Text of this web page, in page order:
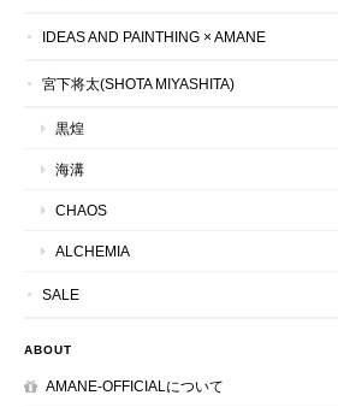
IDEAS AND PAINTHING × AMANE
宮下将太(SHOTA MIYASHITA)
黒煌
海溝
CHAOS
ALCHEMIA
SALE
ABOUT
AMANE-OFFICIALについて